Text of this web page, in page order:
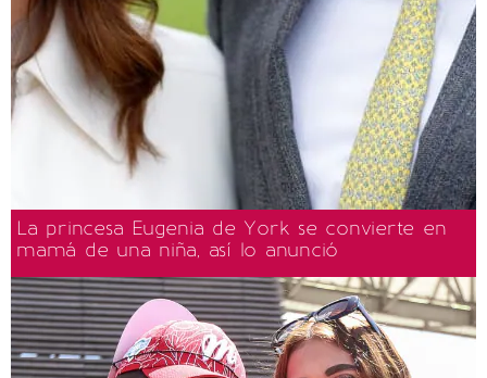
La princesa Eugenia de York se convierte en
mamá de una niña, así lo anunció